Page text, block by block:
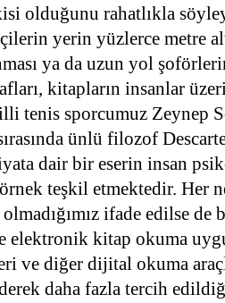
olduğunu rahatlıkla
yerin yüzlerce metre
ya da uzun yol
kitapların insanlar
tenis sporcumuz Zeynep
ünlü filozof
dair bir eserin insan
teşkil etmektedir. Her
ifade edilse de
elektronik kitap okuma
ve diğer dijital okuma
daha fazla tercih